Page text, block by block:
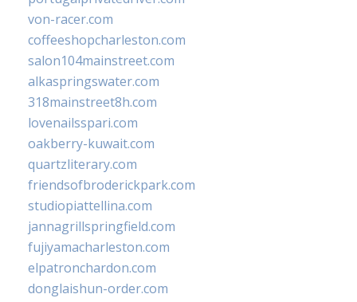
von-racer.com
coffeeshopcharleston.com
salon104mainstreet.com
alkaspringswater.com
318mainstreet8h.com
lovenailsspari.com
oakberry-kuwait.com
quartzliterary.com
friendsofbroderickpark.com
studiopiattellina.com
jannagrillspringfield.com
fujiyamacharleston.com
elpatronchardon.com
donglaishun-order.com